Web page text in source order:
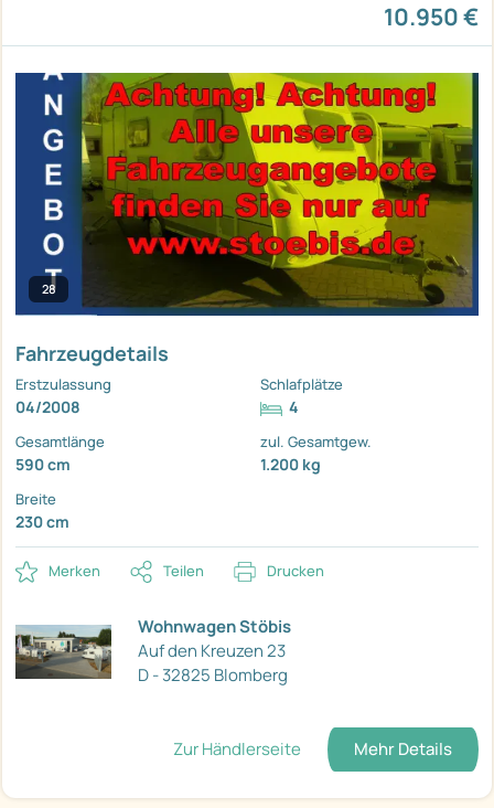
10.950 €
28
Fahrzeugdetails
Erstzulassung
04/2008
Schlafplätze
4
Gesamtlänge
590 cm
zul. Gesamtgew.
1.200 kg
Breite
230 cm
Merken Teilen Drucken
Wohnwagen Stöbis
Auf den Kreuzen 23
D - 32825 Blomberg
Zur Händlerseite Mehr Details